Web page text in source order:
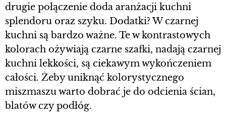
drugie połączenie doda aranżacji kuchni
splendoru oraz szyku. Dodatki? W czarnej
kuchni są bardzo ważne. Te w kontrastowych
kolorach ożywiają czarne szafki, nadają czarnej
kuchni lekkości, są ciekawym wykończeniem
całości. Żeby uniknąć kolorystycznego
miszmaszu warto dobrać je do odcienia ścian,
blatów czy podłóg.